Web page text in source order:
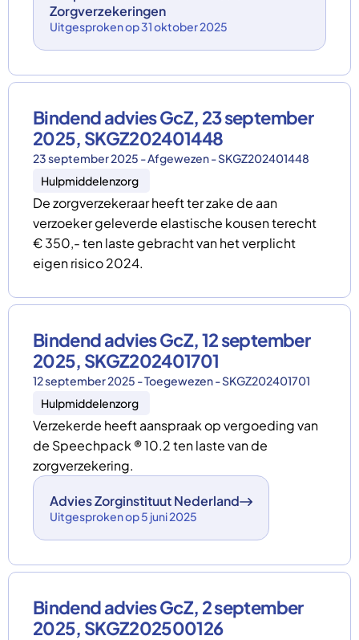
Zorgverzekeringen
Uitgesproken op 31 oktober 2025
Bindend advies GcZ, 23 september
2025, SKGZ202401448
23 september 2025 - Afgewezen - SKGZ202401448
Hulpmiddelenzorg
De zorgverzekeraar heeft ter zake de aan
verzoeker geleverde elastische kousen terecht
€ 350,- ten laste gebracht van het verplicht
eigen risico 2024.
Bindend advies GcZ, 12 september
2025, SKGZ202401701
12 september 2025 - Toegewezen - SKGZ202401701
Hulpmiddelenzorg
Verzekerde heeft aanspraak op vergoeding van
de Speechpack ® 10.2 ten laste van de
zorgverzekering.
Advies Zorginstituut Nederland
Uitgesproken op 5 juni 2025
Bindend advies GcZ, 2 september
2025, SKGZ202500126